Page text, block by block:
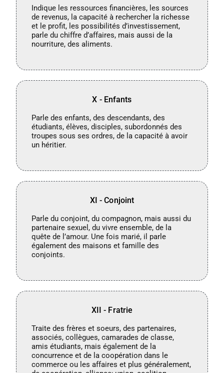
Indique les ressources financières, les sources
de revenus, la capacité à rechercher la richesse
et le profit, les possibilités d’investissement,
parle du chiffre d’affaires, mais aussi de la
nourriture, des aliments.
X - Enfants
Parle des enfants, des descendants, des
étudiants, élèves, disciples, subordonnés des
troupes sous ses ordres, de la capacité à avoir
un héritier.
XI - Conjoint
Parle du conjoint, du compagnon, mais aussi du
partenaire sexuel, du vivre ensemble, de la
quête de l’amour. Une fois marié, il parle
également des maisons et famille des
conjoints.
XII - Fratrie
Traite des frères et soeurs, des partenaires,
associés, collègues, camarades de classe,
amis étudiants, mais également de la
concurrence et de la coopération dans le
commerce ou les affaires et plus généralement,